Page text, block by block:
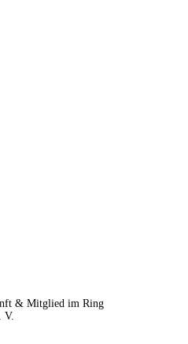
& Mitglied im Ring
V.